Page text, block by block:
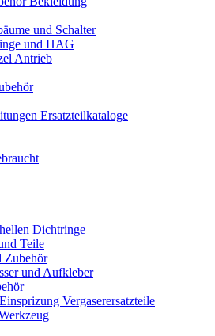
und Schalter
und HAG
Antrieb
Ersatzteilkataloge
Dichtringe
Teile
Zubehör
und Aufkleber
Vergaserersatzteile